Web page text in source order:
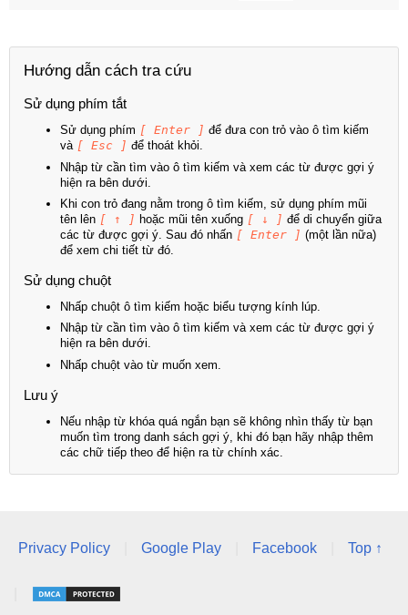
Hướng dẫn cách tra cứu
Sử dụng phím tắt
Sử dụng phím [ Enter ] để đưa con trỏ vào ô tìm kiếm
và [ Esc ] để thoát khỏi.
Nhập từ cần tìm vào ô tìm kiếm và xem các từ được gợi ý
hiện ra bên dưới.
Khi con trỏ đang nằm trong ô tìm kiếm, sử dụng phím mũi
tên lên [ ↑ ] hoặc mũi tên xuống [ ↓ ] để di chuyển giữa
các từ được gợi ý. Sau đó nhấn [ Enter ] (một lần nữa)
để xem chi tiết từ đó.
Sử dụng chuột
Nhấp chuột ô tìm kiếm hoặc biểu tượng kính lúp.
Nhập từ cần tìm vào ô tìm kiếm và xem các từ được gợi ý
hiện ra bên dưới.
Nhấp chuột vào từ muốn xem.
Lưu ý
Nếu nhập từ khóa quá ngắn bạn sẽ không nhìn thấy từ bạn
muốn tìm trong danh sách gợi ý, khi đó bạn hãy nhập thêm
các chữ tiếp theo để hiện ra từ chính xác.
Privacy Policy Google Play Facebook Top ↑